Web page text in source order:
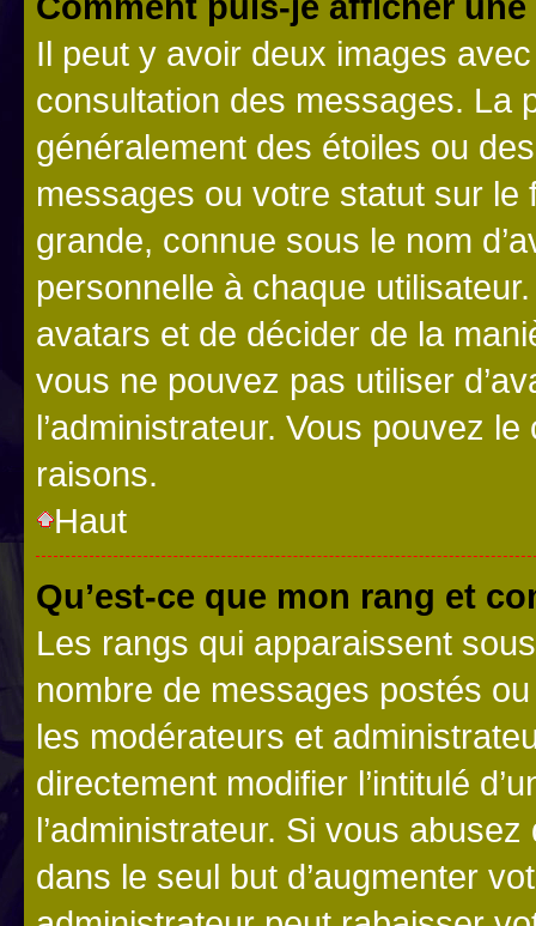
Il peut y avoir deux images
consultation des messages. La
généralement des étoiles ou
messages ou votre statut sur
grande, connue sous le nom
personnelle à chaque utilisateur.
avatars et de décider de la
vous ne pouvez pas utiliser
l’administrateur. Vous pouvez
raisons.
Haut
Qu’est-ce que mon rang et
Les rangs qui apparaissent
nombre de messages postés
les modérateurs et
directement modifier l’intitulé
l’administrateur. Si vous
dans le seul but d’augmenter